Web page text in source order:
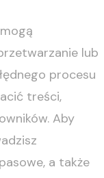
lub
procesu
treści,
Aby
a także